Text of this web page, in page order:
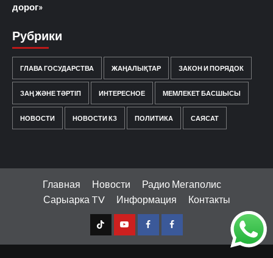
дорог»
Рубрики
ГЛАВА ГОСУДАРСТВА ЖАҢАЛЫҚТАР ЗАКОН И ПОРЯДОК
ЗАҢ ЖӘНЕ ТӘРТІП ИНТЕРЕСНОЕ МЕМЛЕКЕТ БАСШЫСЫ
НОВОСТИ НОВОСТИ КЗ ПОЛИТИКА САЯСАТ
Главная Новости
Радио Мегаполис
Сарыарка TV
Информация Контакты
TT Youtube
FB1 FB2